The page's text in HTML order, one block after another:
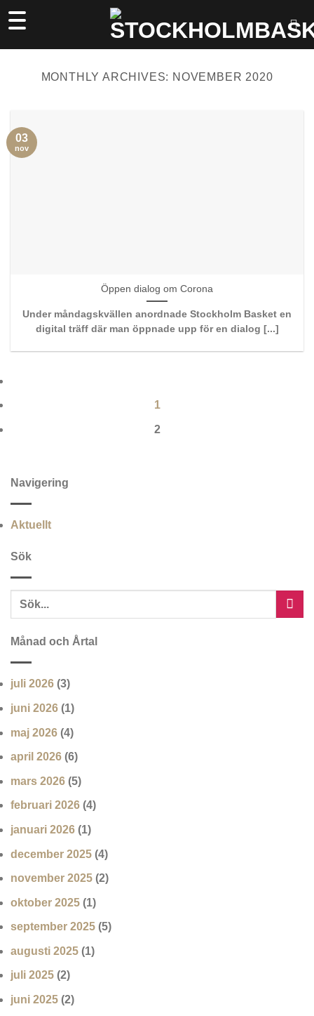
to
MONTHLY ARCHIVES: NOVEMBER 2020
Öppen dialog om Corona
Under måndagskvällen anordnade Stockholm Basket en
digital träff där man öppnade upp för en dialog [...]
03
nov
1
2
Navigering
Aktuellt
Sök
Månad och Årtal
juli 2026 (3)
juni 2026 (1)
maj 2026 (4)
april 2026 (6)
mars 2026 (5)
februari 2026 (4)
januari 2026 (1)
december 2025 (4)
november 2025 (2)
oktober 2025 (1)
september 2025 (5)
augusti 2025 (1)
juli 2025 (2)
juni 2025 (2)